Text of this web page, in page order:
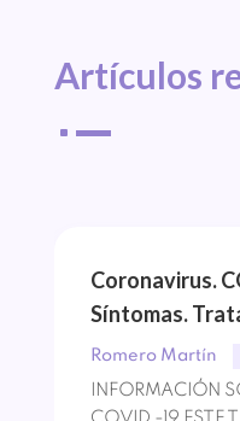
Artículos
^
Coronavirus.
Síntomas.
Romero Martín
INFORMACIÓN